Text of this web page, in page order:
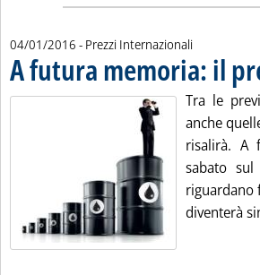
04/01/2016 - Prezzi Internazionali
A futura memoria: il
Tra le
anche
risalirà. A
sabato sul
riguardano
diventerà